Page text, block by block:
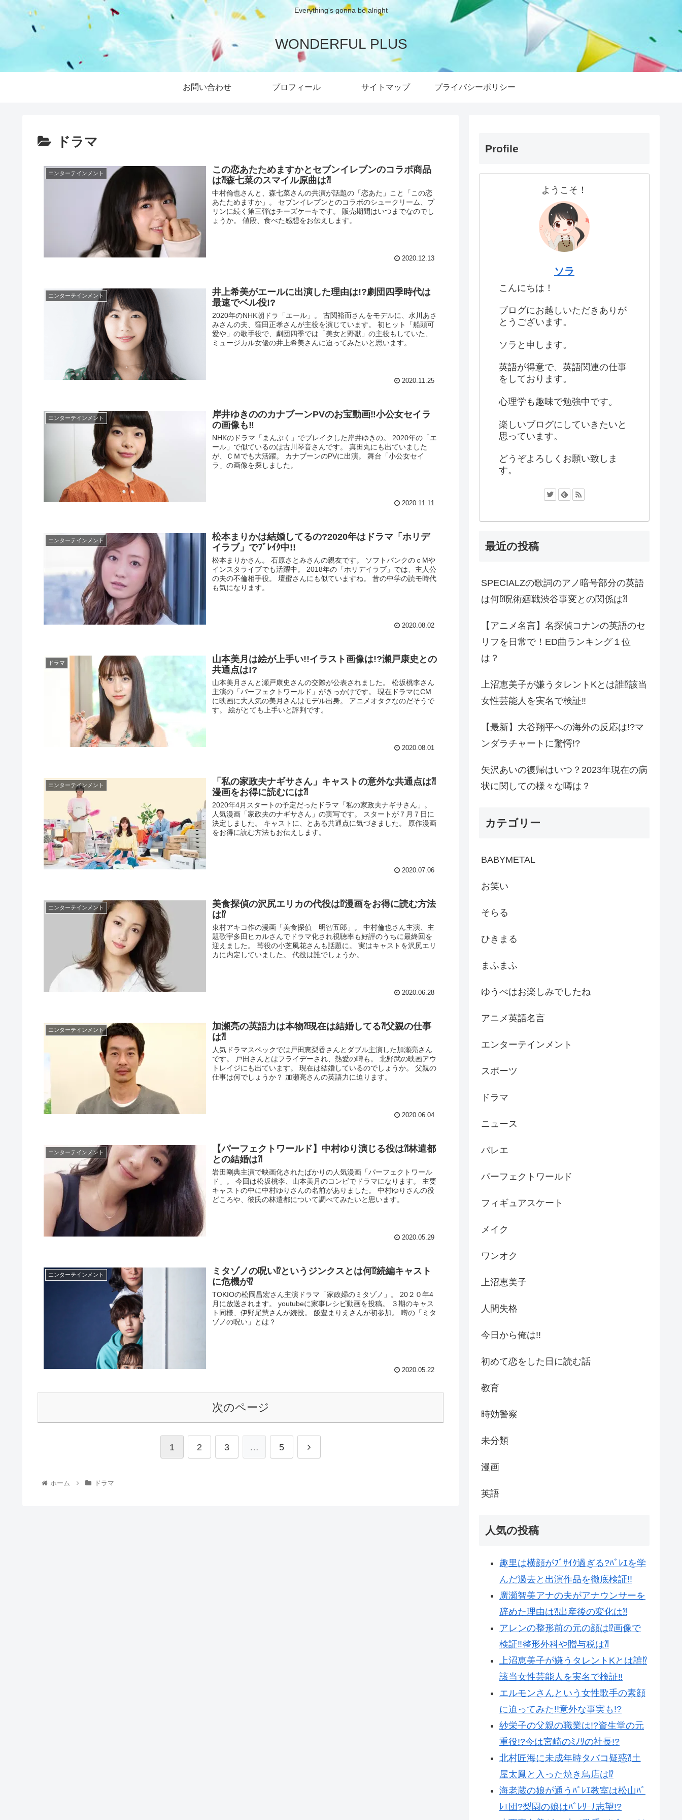
Everything's gonna be alright
WONDERFUL PLUS
お問い合わせ プロフィール サイトマップ プライバシーポリシー
ドラマ
エンターテインメント
この恋あたためますかとセブンイレブンのコラボ商品
は⁈森七菜のスマイル原曲は⁈
中村倫也さんと、森七菜さんの共演が話題の「恋あた」こと「この恋
あたためますか」。 セブンイレブンとのコラボのシュークリーム、プ
リンに続く第三弾はチーズケーキです。 販売期間はいつまでなのでし
ょうか。 値段、食べた感想をお伝えします。
2020.12.13
エンターテインメント
井上希美がエールに出演した理由は!?劇団四季時代は
最速でベル役!?
2020年のNHK朝ドラ「エール」。 古関裕而さんをモデルに、水川あさ
みさんの夫、窪田正孝さんが主役を演じています。 初ヒット「船頭可
愛や」の歌手役で、劇団四季では「美女と野獣」の主役もしていた、
ミュージカル女優の井上希美さんに迫ってみたいと思います。
2020.11.25
エンターテインメント
岸井ゆきののカナブーンPVのお宝動画‼︎小公女セイラ
の画像も‼︎
NHKのドラマ「まんぷく」でブレイクした岸井ゆきの。 2020年の「エ
ール」で似ているのは古川琴音さんです。 真田丸にも出ていました
が、ＣＭでも大活躍。 カナブーンのPVに出演。 舞台「小公女セイ
ラ」の画像を探しました。
2020.11.11
エンターテインメント
松本まりかは結婚してるの?2020年はドラマ「ホリデ
イラブ」でﾌﾞﾚｲｸ中!!
松本まりかさん。 石原さとみさんの親友です。 ソフトバンクのｃMや
インスタライブでも活躍中。 2018年の「ホリデイラブ」では、主人公
の夫の不倫相手役。 壇蜜さんにも似ていますね。 昔の中学の読モ時代
も気になります。
2020.08.02
ドラマ
山本美月は絵が上手い!!イラスト画像は!?瀬戸康史との
共通点は!?
山本美月さんと瀬戸康史さんの交際が公表されました。 松坂桃李さん
主演の「パーフェクトワールド」がきっかけです。 現在ドラマにCM
に映画に大人気の美月さんはモデル出身。 アニメオタクなのだそうで
す。 絵がとても上手いと評判です。
2020.08.01
エンターテインメント
「私の家政夫ナギサさん」キャストの意外な共通点は⁈
漫画をお得に読むには⁈
2020年4月スタートの予定だったドラマ「私の家政夫ナギサさん」。
人気漫画「家政夫のナギサさん」の実写です。 スタートが７月７日に
決定しました。 キャストに、とある共通点に気づきました。 原作漫画
をお得に読む方法もお伝えします。
2020.07.06
エンターテインメント
美食探偵の沢尻エリカの代役は⁉︎漫画をお得に読む方法
は⁉︎
東村アキコ作の漫画「美食探偵 明智五郎」。 中村倫也さん主演、主
題歌宇多田ヒカルさんでドラマ化され視聴率も好評のうちに最終回を
迎えました。 苺役の小芝風花さんも話題に。 実はキャストを沢尻エリ
カに内定していました。 代役は誰でしょうか。
2020.06.28
エンターテインメント
加瀬亮の英語力は本物⁈現在は結婚してる⁈父親の仕事
は⁈
人気ドラマスペックでは戸田恵梨香さんとダブル主演した加瀬亮さん
です。 戸田さんとはフライデーされ、熱愛の噂も。 北野武の映画アウ
トレイジにも出ています。 現在は結婚しているのでしょうか。 父親の
仕事は何でしょうか？ 加瀬亮さんの英語力に迫ります。
2020.06.04
エンターテインメント
【パーフェクトワールド】中村ゆり演じる役は⁈林遣都
との結婚は⁈
岩田剛典主演で映画化されたばかりの人気漫画「パーフェクトワール
ド」。 今回は松坂桃李、山本美月のコンビでドラマになります。 主要
キャストの中に中村ゆりさんの名前がありました。 中村ゆりさんの役
どころや、彼氏の林遣都について調べてみたいと思います。
2020.05.29
エンターテインメント
ミタゾノの呪い⁉︎というジンクスとは何⁉︎続編キャスト
に危機が⁉︎
TOKIOの松岡昌宏さん主演ドラマ「家政婦のミタゾノ」。 20２０年4
月に放送されます。 youtubeに家事レシピ動画を投稿。 ３期のキャス
ト同様、伊野尾慧さんが続投。 飯豊まりえさんが初参加。 噂の「ミタ
ゾノの呪い」とは？
2020.05.22
次のページ
1 2 3 … 5
ホーム ドラマ
Profile
ようこそ！
ソラ
こんにちは！
ブログにお越しいただきありが
とうございます。
ソラと申します。
英語が得意で、英語関連の仕事
をしております。
心理学も趣味で勉強中です。
楽しいブログにしていきたいと
思っています。
どうぞよろしくお願い致しま
す。
最近の投稿
SPECIALZの歌詞のアノ暗号部分の英語
は何⁉︎呪術廻戦渋谷事変との関係は⁈
【アニメ名言】名探偵コナンの英語のセ
リフを日常で！ED曲ランキング１位
は？
上沼恵美子が嫌うタレントKとは誰⁉︎該当
女性芸能人を実名で検証‼︎
【最新】大谷翔平への海外の反応は!?マ
ンダラチャートに驚愕!?
矢沢あいの復帰はいつ？2023年現在の病
状に関しての様々な噂は？
カテゴリー
BABYMETAL
お笑い
そらる
ひきまる
まふまふ
ゆうべはお楽しみでしたね
アニメ英語名言
エンターテインメント
スポーツ
ドラマ
ニュース
バレエ
パーフェクトワールド
フィギュアスケート
メイク
ワンオク
上沼恵美子
人間失格
今日から俺は!!
初めて恋をした日に読む話
教育
時効警察
未分類
漫画
英語
人気の投稿
趣里は横顔がﾌﾞｻｲｸ過ぎる?ﾊﾞﾚｴを学
んだ過去と出演作品を徹底検証!!
廣瀬智美アナの夫がアナウンサーを
辞めた理由は⁈出産後の変化は⁈
アレンの整形前の元の顔は⁉︎画像で
検証‼︎整形外科や贈与税は⁈
上沼恵美子が嫌うタレントKとは誰⁉︎
該当女性芸能人を実名で検証‼︎
エルモンさんという女性歌手の素顔
に迫ってみた!!意外な事実も!?
紗栄子の父親の職業は!?資生堂の元
重役!?今は宮崎のﾐﾉﾘの社長!?
北村匠海に未成年時タバコ疑惑⁈土
屋太鳳と入った焼き鳥店は⁉︎
海老蔵の娘が通うﾊﾞﾚｴ教室は松山ﾊﾞ
ﾚｴ団?梨園の娘はﾊﾞﾚﾘｰﾅ志望!?